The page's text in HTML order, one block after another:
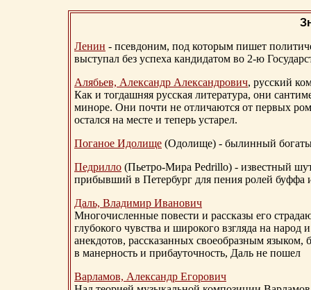
Ленин - псевдоним, под которым пишет
выступал без успеха кандидатом во 2-ю
Алябьев, Александр Александрович, русский
Как и тогдашняя русская литература, они
миноре. Они почти не отличаются от первых
остался на месте и теперь устарел.
Поганое Идолище (Одолище) - былинный
Педрилло (Пьетро-Мира Pedrillo) - известный
прибывший в Петербург для пения ролей буффа
Даль, Владимир Иванович
Многочисленные повести и рассказы его
глубокого чувства и широкого взгляда на
анекдотов, рассказанных своеобразным
в манерность и прибауточность, Даль не пошел
Варламов, Александр Егорович